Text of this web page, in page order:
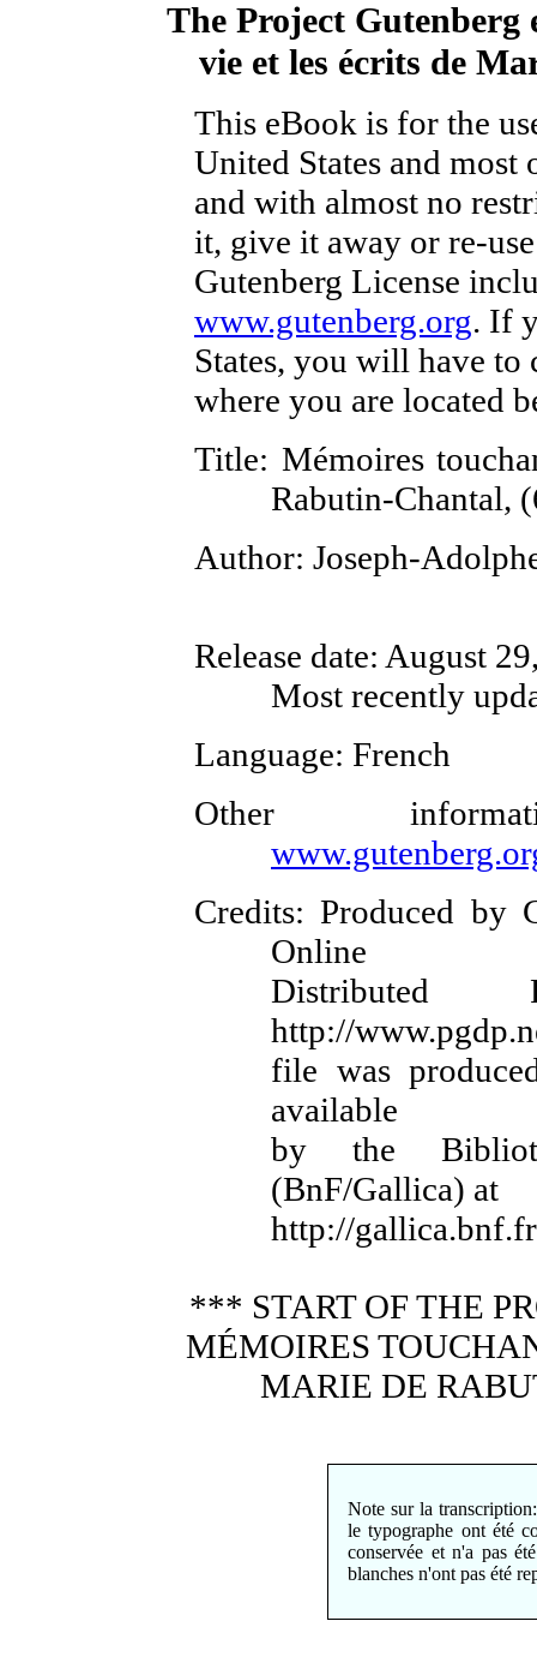
The Project Gutenberg
vie et les écrits de
This eBook is for the
United States and
and with almost no
it, give it away or re-
Gutenberg License
www.gutenberg.org. If
States, you will have
where you are located
Title: Mémoires
Rabutin-Chantal,
Author: Joseph-
Release date: August
Most recently
Language: French
Other
Credits: Produced by
Online
Distributed
http://
file was
available
by the
(BnF/Gallica) at
http://
*** START OF THE
MÉMOIRES
MARIE DE
Note sur la
le typographe ont été
conservée et n'a pas
blanches n'ont pas été